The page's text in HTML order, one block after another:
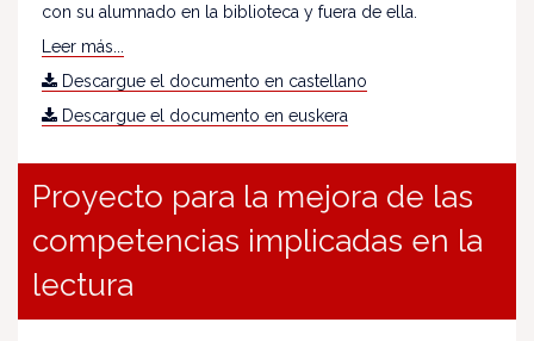
con su alumnado en la biblioteca y fuera de ella.
Leer más...
Descargue el documento en castellano
Descargue el documento en euskera
Proyecto para la mejora de las
competencias implicadas en la
lectura